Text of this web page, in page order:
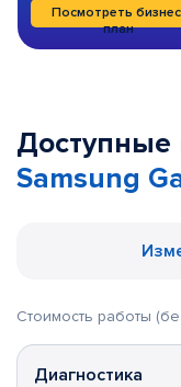
Посмотреть
план
Samsung
Стоимость работы
Диагностика